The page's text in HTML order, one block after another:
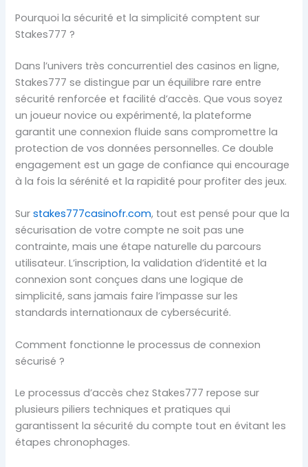
Pourquoi la sécurité et la simplicité comptent sur
Stakes777 ?
Dans l’univers très concurrentiel des casinos en ligne,
Stakes777 se distingue par un équilibre rare entre
sécurité renforcée et facilité d’accès. Que vous soyez
un joueur novice ou expérimenté, la plateforme
garantit une connexion fluide sans compromettre la
protection de vos données personnelles. Ce double
engagement est un gage de confiance qui encourage
à la fois la sérénité et la rapidité pour profiter des jeux.
Surstakes777casinofr.com, tout est pensé pour que la
sécurisation de votre compte ne soit pas une
contrainte, mais une étape naturelle du parcours
utilisateur. L’inscription, la validation d’identité et la
connexion sont conçues dans une logique de
simplicité, sans jamais faire l’impasse sur les
standards internationaux de cybersécurité.
Comment fonctionne le processus de connexion
sécurisé ?
Le processus d’accès chez Stakes777 repose sur
plusieurs piliers techniques et pratiques qui
garantissent la sécurité du compte tout en évitant les
étapes chronophages.